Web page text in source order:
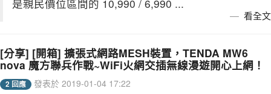
是親民價位區間的 10,990 / 6,990 ...
看全文
[分享] [開箱] 擴張式網路MESH裝置，TENDA MW6
nova 魔方聯兵作戰~WiFi火網交插無線漫遊開心上網！
2 回應 發表於 2019-01-04 17:22